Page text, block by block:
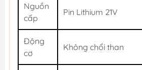
Nguồn
cấp
Pin Lithium 21V
Động
cơ
Không chổi than